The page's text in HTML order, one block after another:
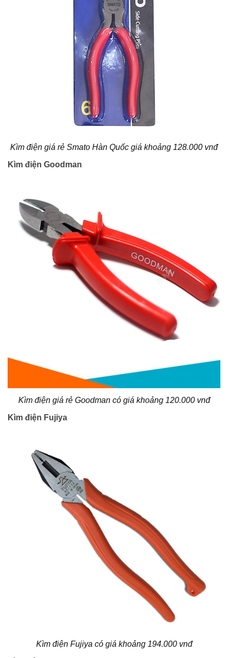
Kìm điện giá rẻ Smato Hàn Quốc giá khoảng 128.000 vnđ
Kìm điện Goodman
Kìm điện giá rẻ Goodman có giá khoảng 120.000 vnđ
Kìm điện Fujiya
Kìm điện Fujiya có giá khoảng 194.000 vnđ